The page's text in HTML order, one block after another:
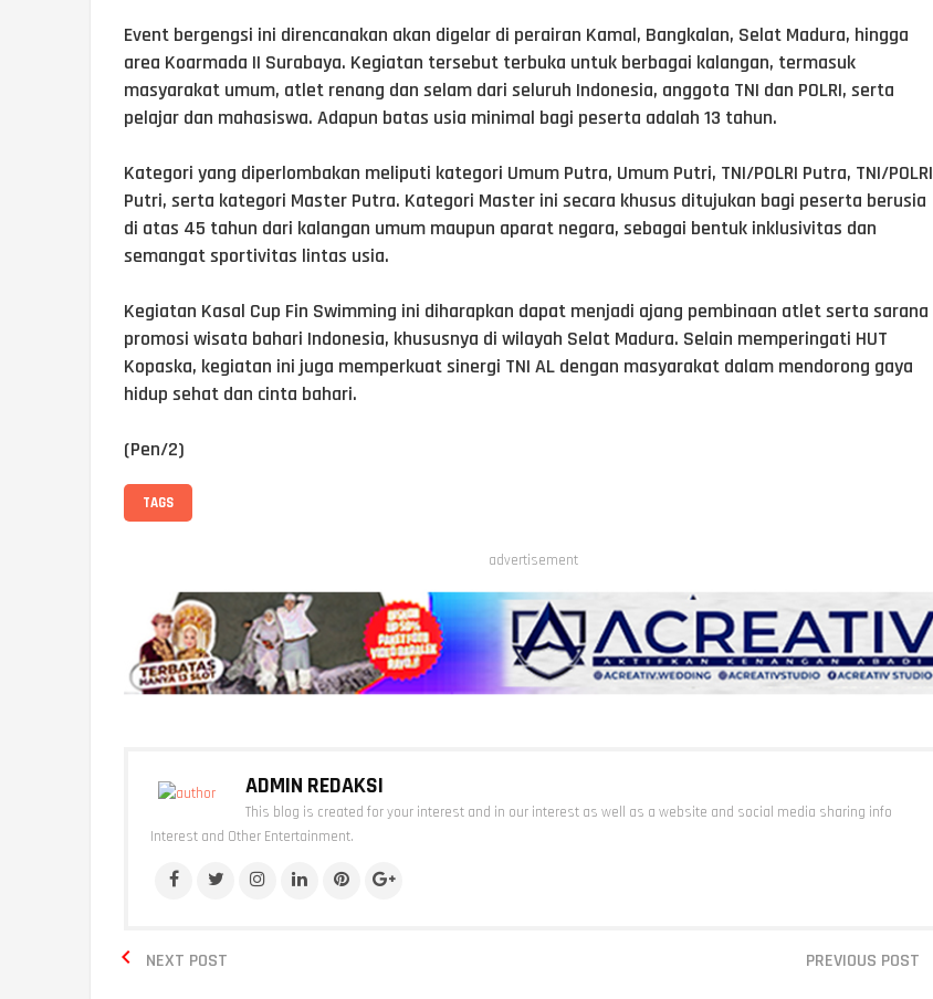
Event bergengsi ini direncanakan akan digelar di perairan Kamal, Bangkalan, Selat Madura, hingga
area Koarmada II Surabaya. Kegiatan tersebut terbuka untuk berbagai kalangan, termasuk
masyarakat umum, atlet renang dan selam dari seluruh Indonesia, anggota TNI dan POLRI, serta
pelajar dan mahasiswa. Adapun batas usia minimal bagi peserta adalah 13 tahun.
Kategori yang diperlombakan meliputi kategori Umum Putra, Umum Putri, TNI/POLRI Putra, TNI/POLRI
Putri, serta kategori Master Putra. Kategori Master ini secara khusus ditujukan bagi peserta berusia
di atas 45 tahun dari kalangan umum maupun aparat negara, sebagai bentuk inklusivitas dan
semangat sportivitas lintas usia.
Kegiatan Kasal Cup Fin Swimming ini diharapkan dapat menjadi ajang pembinaan atlet serta sarana
promosi wisata bahari Indonesia, khususnya di wilayah Selat Madura. Selain memperingati HUT
Kopaska, kegiatan ini juga memperkuat sinergi TNI AL dengan masyarakat dalam mendorong gaya
hidup sehat dan cinta bahari.
(Pen/2)
TAGS
advertisement
ADMIN REDAKSI
This blog is created for your interest and in our interest as well as a website and social media sharing info
Interest and Other Entertainment.
NEXT POST
 PREVIOUS POST